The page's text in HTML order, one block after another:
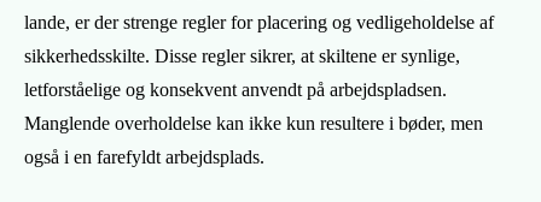
lande, er der strenge regler for placering og vedligeholdelse af
sikkerhedsskilte. Disse regler sikrer, at skiltene er synlige,
letforståelige og konsekvent anvendt på arbejdspladsen.
Manglende overholdelse kan ikke kun resultere i bøder, men
også i en farefyldt arbejdsplads.